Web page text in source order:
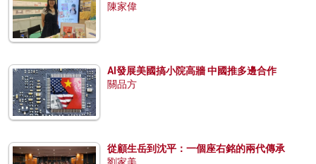
陳家偉
AI發展美國搞小院高牆 中國推多邊合作
關品方
從顧生岳到沈平：一個座右銘的兩代傳承